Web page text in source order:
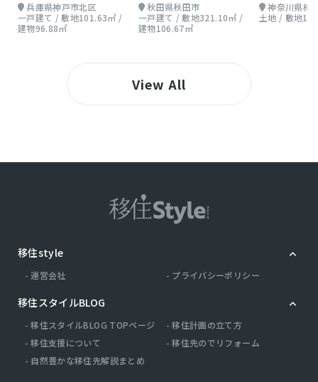
兵庫県神戸市北区
一戸建て / 敷地101.63㎡ /
建物96.88㎡
秋田県秋田市
一戸建て / 敷地321.10㎡ /
建物106.67㎡
神奈川県相
土地 / 敷地
View All
移住style
運営会社 プライバシーポリシー
移住スタイルBLOG
移住スタイルBLOG TOPページ
移住計画の立て方
移住支援について
移住先のでリフォーム
自然豊かな移住先解説まとめ